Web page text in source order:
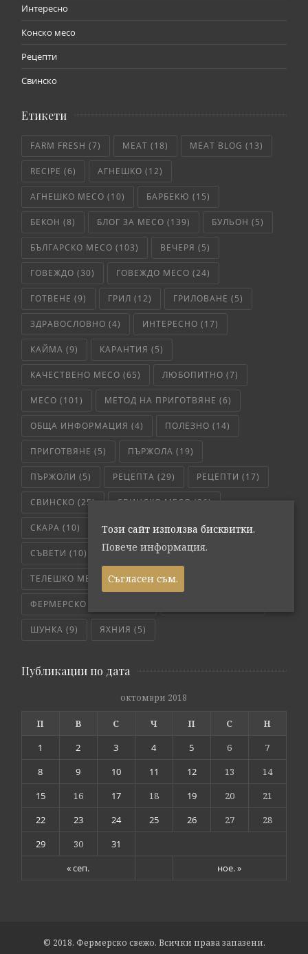
Интересно
Конско месо
Рецепти
Свинско
Етикети
FARM FRESH (7) MEAT (18) MEAT BLOG (13)
RECIPE (6) АГНЕШКО (12)
АГНЕШКО МЕСО (10) БАРБЕКЮ (15)
БЕКОН (8) БЛОГ ЗА МЕСО (139) БУЛЬОН (5)
БЪЛГАРСКО МЕСО (103) ВЕЧЕРЯ (5)
ГОВЕЖДО (30) ГОВЕЖДО МЕСО (24)
ГОТВЕНЕ (9) ГРИЛ (12) ГРИЛОВАНЕ (5)
ЗДРАВОСЛОВНО (4) ИНТЕРЕСНО (17)
КАЙМА (9) КАРАНТИЯ (5)
КАЧЕСТВЕНО МЕСО (65) ЛЮБОПИТНО (7)
МЕСО (101) МЕТОД НА ПРИГОТВЯНЕ (6)
ОБЩА ИНФОРМАЦИЯ (4) ПОЛЕЗНО (14)
ПРИГОТВЯНЕ (5) ПЪРЖОЛА (19)
ПЪРЖОЛИ (5) РЕЦЕПТА (29) РЕЦЕПТИ (17)
СВИНСКО (25) СВИНСКО МЕСО (36)
СКАРА (10) СЛОУ КУКЪР(5) СОС(6)
СЪВЕТИ (10) ТЕЛЕШКО(7)
ТЕЛЕШКО МЕСО (6) ТРИКОВЕ
ФЕРМЕРСКО СВЕЖО
ШУНКА (9) ЯХНИЯ (5)
Публикации по дата
октомври 2018
П В С Ч П С Н
« сеп. ное. »
1 2 3 4 5 6
7
8
9 10 11 12 13
14
15
16 17 18 19 20
21
22
23 24 25 26 27
28
29
30 31
© 2018. Фермерско свежо. Всички права запазени.
Този сайт използва бисквитки.
Повече информация.
Съгласен съм.